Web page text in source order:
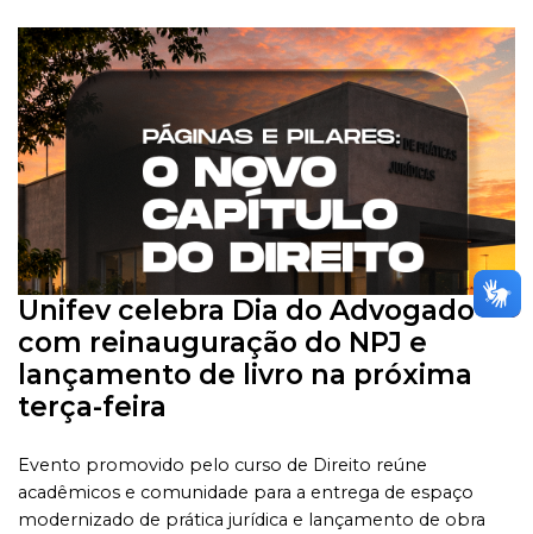
Unifev celebra Dia do Advogado
com reinauguração do NPJ e
lançamento de livro na próxima
terça-feira
Evento promovido pelo curso de Direito reúne
acadêmicos e comunidade para a entrega de espaço
modernizado de prática jurídica e lançamento de obra